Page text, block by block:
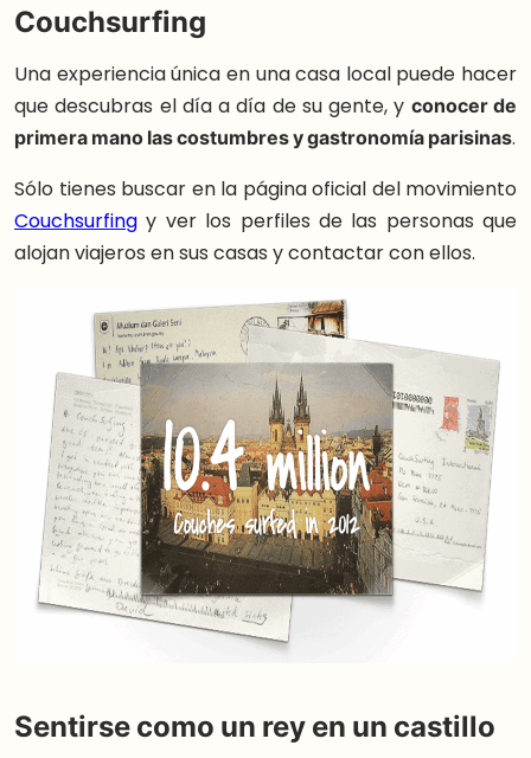
Couchsurfing
Una experiencia única en una casa local puede hacer
que descubras el día a día de su gente, y conocer de
primera mano las costumbres y gastronomía parisinas.
Sólo tienes buscar en la página oficial del movimiento
Couchsurfing y ver los perfiles de las personas que
alojan viajeros en sus casas y contactar con ellos.
Sentirse como un rey en un castillo